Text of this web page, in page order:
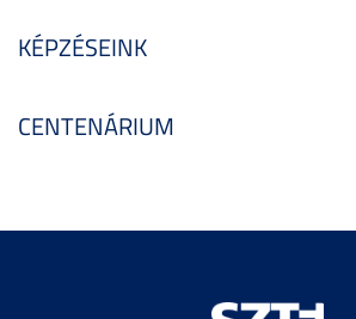
KÉPZÉSEINK
CENTENÁRIUM